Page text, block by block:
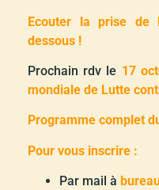
Ecouter la prise de
dessous !
Prochain rdv le 17
mondiale de Lutte
Programme complet
Pour vous inscrire :
Par mail à